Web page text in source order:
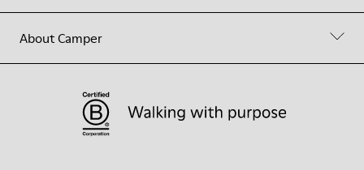
About Camper